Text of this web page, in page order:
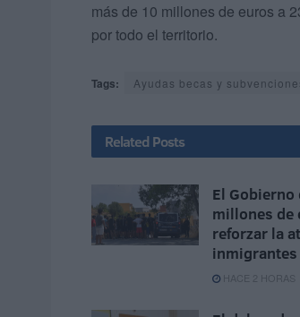
más de 10 millones de euros a
por todo el territorio.
Tags: Ayudas becas y
Related Posts
El
millones de
reforzar la
inmigrantes
HACE 2 HORAS